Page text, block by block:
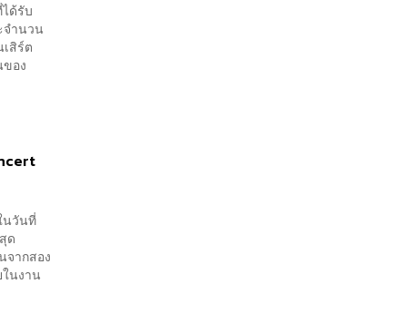
ด้รับ
จำนวน
สิร์ต
อง
นวันที่
ด
จากสอง
นงาน